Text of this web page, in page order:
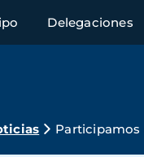
Delegaciones
Participamos